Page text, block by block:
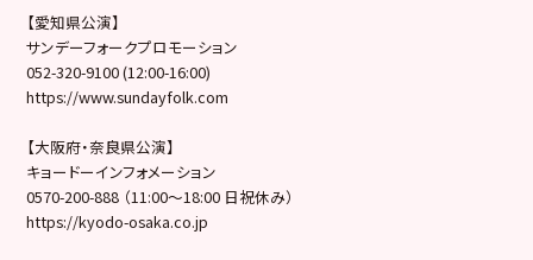
【愛知県公演】
サンデーフォークプロモーション
052-320-9100 (12:00-16:00)
https://www.sundayfolk.com
【大阪府・奈良県公演】
キョードーインフォメーション
0570-200-888 （11:00～18:00 日祝休み）
https://kyodo-osaka.co.jp